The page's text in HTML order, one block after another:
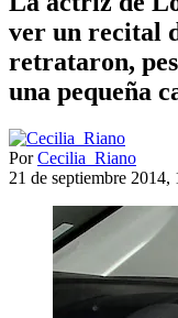
ver un recital
retrataron,
una pequeña
PorCecilia_Riano
21 de septiembre 2014,